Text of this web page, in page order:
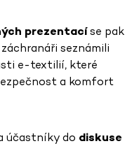
prezentacíse pak
seznámili
e-textilií, které
a komfort
účastníky do diskuse